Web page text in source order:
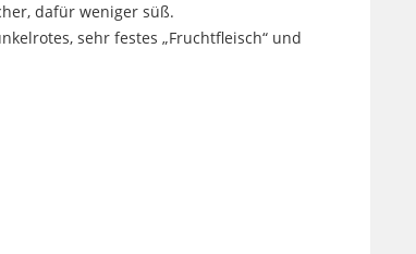
dafür weniger süß.
sehr festes „Fruchtfleisch“ und